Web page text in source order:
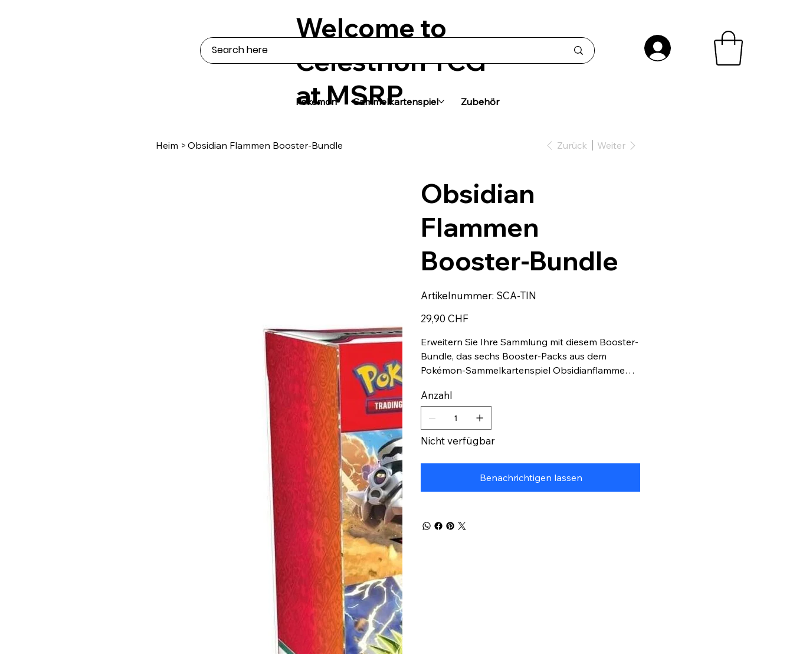
Pokémon Sammelkartenspiel Zubehör
Welcome to
Celestrion TCG
at MSRP
Heim > Obsidian Flammen Booster-Bundle Zurück Weiter
Obsidian
Flammen
Booster-Bundle
Artikelnummer:
Artikelnummer:
SCA-
SCA-TIN
Preis
29,90 CHF
Erweitern Sie Ihre Sammlung mit diesem Booster-
Bundle, das sechs Booster-Packs aus dem
Pokémon-Sammelkartenspiel Obsidianflammen
Anzahl
Nicht verfügbar
Benachrichtigen lassen